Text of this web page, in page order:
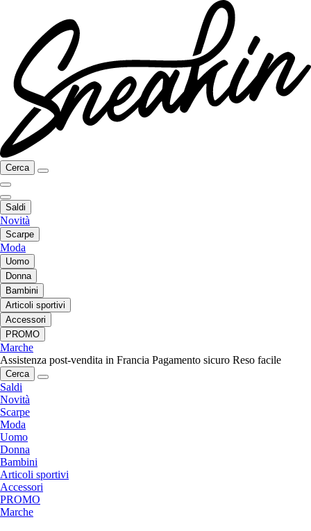
Cerca
Saldi
Novità
Scarpe
Moda
Uomo
Donna
Bambini
Articoli sportivi
Accessori
PROMO
Marche
Assistenza post-vendita in Francia Pagamento sicuro Reso facile
Cerca
Saldi
Novità
Scarpe
Moda
Uomo
Donna
Bambini
Articoli sportivi
Accessori
PROMO
Marche